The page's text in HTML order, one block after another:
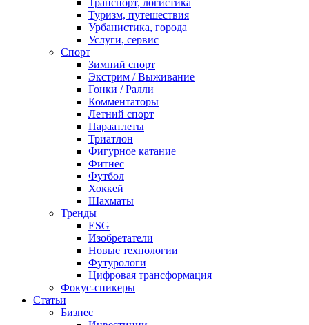
Транспорт, логистика
Туризм, путешествия
Урбанистика, города
Услуги, сервис
Спорт
Зимний спорт
Экстрим / Выживание
Гонки / Ралли
Комментаторы
Летний спорт
Параатлеты
Триатлон
Фигурное катание
Фитнес
Футбол
Хоккей
Шахматы
Тренды
ESG
Изобретатели
Новые технологии
Футурологи
Цифровая трансформация
Фокус-спикеры
Статьи
Бизнес